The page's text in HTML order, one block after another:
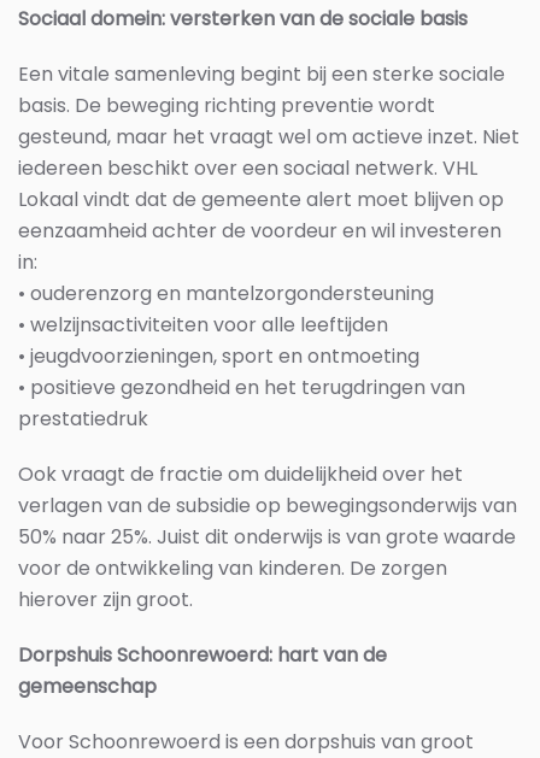
Sociaal domein: versterken van de sociale basis
Een vitale samenleving begint bij een sterke sociale
basis. De beweging richting preventie wordt
gesteund, maar het vraagt wel om actieve inzet. Niet
iedereen beschikt over een sociaal netwerk. VHL
Lokaal vindt dat de gemeente alert moet blijven op
eenzaamheid achter de voordeur en wil investeren
in:
• ouderenzorg en mantelzorgondersteuning
• welzijnsactiviteiten voor alle leeftijden
• jeugdvoorzieningen, sport en ontmoeting
• positieve gezondheid en het terugdringen van
prestatiedruk
Ook vraagt de fractie om duidelijkheid over het
verlagen van de subsidie op bewegingsonderwijs van
50% naar 25%. Juist dit onderwijs is van grote waarde
voor de ontwikkeling van kinderen. De zorgen
hierover zijn groot.
Dorpshuis Schoonrewoerd: hart van de
gemeenschap
Voor Schoonrewoerd is een dorpshuis van groot